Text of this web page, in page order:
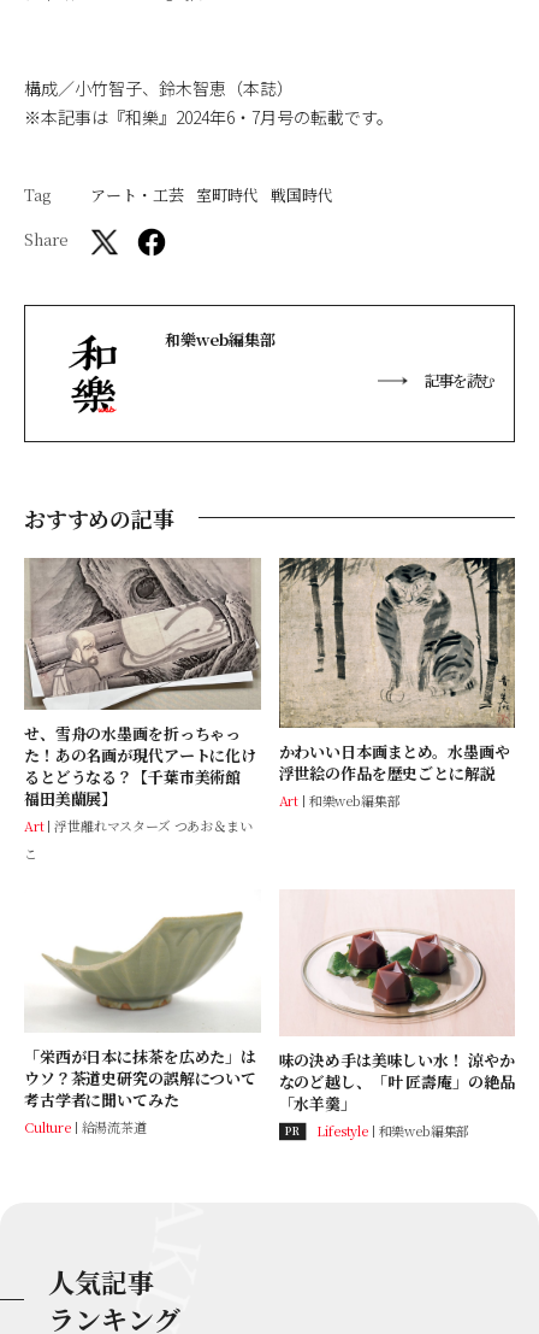
構成／小竹智子、鈴木智恵（本誌）
※本記事は『和樂』2024年6・7月号の転載です。
Tag アート・工芸 室町時代 戦国時代
Share
和樂web編集部
記事を読む
おすすめの記事
せ、雪舟の水墨画を折っちゃっ
た！あの名画が現代アートに化け
るとどうなる？【千葉市美術館
福田美蘭展】
Art 浮世離れマスターズ つあお＆まい
こ
かわいい日本画まとめ。水墨画や
浮世絵の作品を歴史ごとに解説
Art 和樂web編集部
「栄西が日本に抹茶を広めた」は
ウソ？茶道史研究の誤解について
考古学者に聞いてみた
Culture 給湯流茶道
味の決め手は美味しい水！ 涼やか
なのど越し、「叶 匠壽庵」の絶品
「水羊羹」
PR Lifestyle 和樂web編集部
人気記事
ランキング